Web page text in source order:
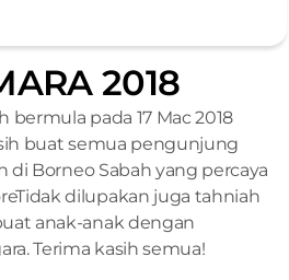
2018
bermula pada 17 Mac 2018
buat semua pengunjung
Borneo Sabah yang percaya
dilupakan juga tahniah
anak-anak dengan
Terima kasih semua!